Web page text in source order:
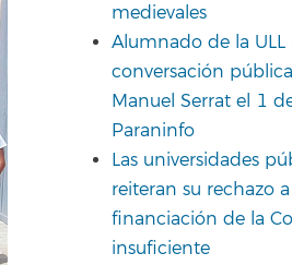
medievales
Alumnado de la
conversación
Manuel Serrat el 1
Paraninfo
Las universidades
reiteran su rechazo
financiación de la
insuficiente